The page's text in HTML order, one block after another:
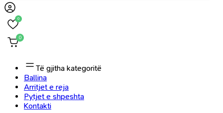
0
0
Të gjitha kategoritë
Ballina
Arritjet e reja
Pytjet e shpeshta
Kontakti